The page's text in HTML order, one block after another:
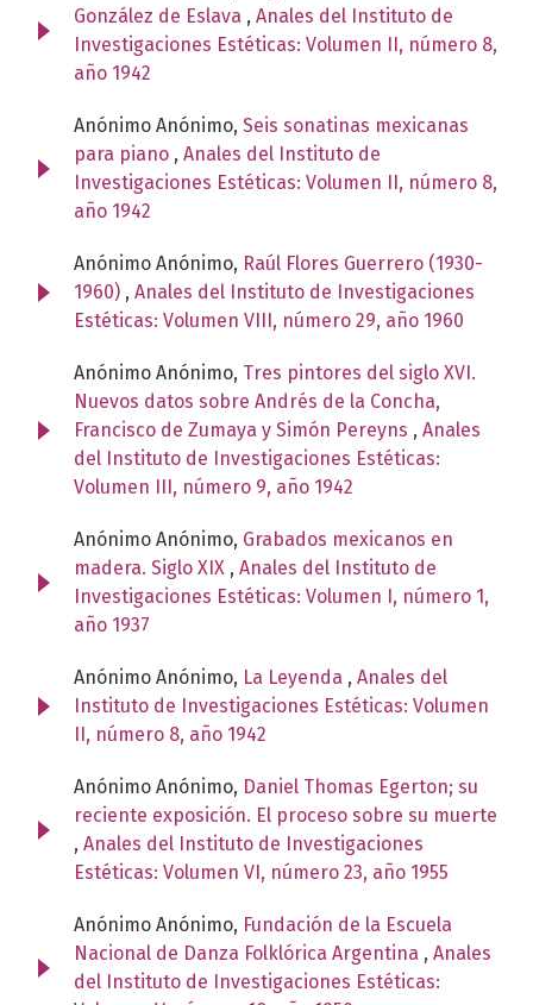
González de Eslava , Anales del Instituto de
Investigaciones Estéticas: Volumen II, número 8,
año 1942
Anónimo Anónimo, Seis sonatinas mexicanas
para piano , Anales del Instituto de
Investigaciones Estéticas: Volumen II, número 8,
año 1942
Anónimo Anónimo, Raúl Flores Guerrero (1930-
1960) , Anales del Instituto de Investigaciones
Estéticas: Volumen VIII, número 29, año 1960
Anónimo Anónimo, Tres pintores del siglo XVI.
Nuevos datos sobre Andrés de la Concha,
Francisco de Zumaya y Simón Pereyns , Anales
del Instituto de Investigaciones Estéticas:
Volumen III, número 9, año 1942
Anónimo Anónimo, Grabados mexicanos en
madera. Siglo XIX , Anales del Instituto de
Investigaciones Estéticas: Volumen I, número 1,
año 1937
Anónimo Anónimo, La Leyenda , Anales del
Instituto de Investigaciones Estéticas: Volumen
II, número 8, año 1942
Anónimo Anónimo, Daniel Thomas Egerton; su
reciente exposición. El proceso sobre su muerte
, Anales del Instituto de Investigaciones
Estéticas: Volumen VI, número 23, año 1955
Anónimo Anónimo, Fundación de la Escuela
Nacional de Danza Folklórica Argentina , Anales
del Instituto de Investigaciones Estéticas: